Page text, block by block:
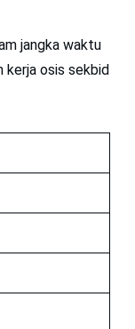
jangka waktu
kerja osis sekbid